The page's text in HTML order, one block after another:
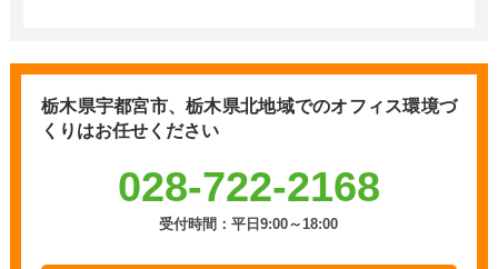
栃木県宇都宮市、栃木県北地域でのオフィス環境づ
くりはお任せください
028-722-2168
受付時間：平日9:00～18:00